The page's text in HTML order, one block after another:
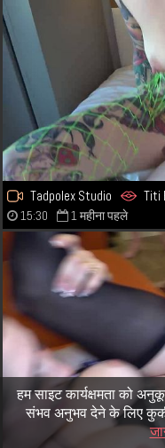
हम साइट कार्यक्षमता को
संभव अनुभव देने के लिए
Tadpolex Studio Titi
15:30 1 महीना पहले